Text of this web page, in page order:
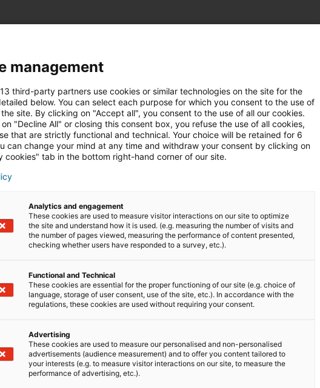
intéresser
DU RÉSEAU IAD
: une opportunité
prestige est un secteur
mais aussi une formidable
de croissance pour les
Vincent Morin, iadien chevronné et
Originaire de la région parisienne,
Vincent Morin est maintenant bien
installé dans le sud de la France
management
third-party partners use cookies or similar technologies on the site for the
below. You can select each purpose for which you consent to the use of
site. By clicking on "Accept all", you consent to the use of all our cookies.
"Decline All" or closing this consent box, you refuse the use of all cookies,
that are strictly functional and technical. Your choice will be retained for 6
can change your mind at any time and withdraw your consent by clicking on
cookies" tab in the bottom right-hand corner of our site.
Analytics and engagement
These cookies are used to measure visitor interactions on our site to optimize
the site and understand how it is used. (e.g. measuring the number of visits and
the number of pages viewed, measuring the performance of content presented,
checking whether users have responded to a survey, etc.).
Functional and Technical
These cookies are essential for the proper functioning of our site (e.g. choice of
language, storage of user consent, use of the site, etc.). In accordance with the
regulations, these cookies are used without requiring your consent.
Advertising
These cookies are used to measure our personalised and non-personalised
advertisements (audience measurement) and to offer you content tailored to
your interests (e.g. to measure visitor interactions on our site, to measure the
performance of advertising, etc.).